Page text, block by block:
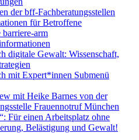
der bff-Fachberatungsstellen
für Betroffene
barriere-arm
digitale Gewalt: Wissenschaft,
mit Expert*innen Submenü
mit Heike Barnes von der
Frauennotruf München
Für einen Arbeitsplatz ohne
Belästigung und Gewalt!